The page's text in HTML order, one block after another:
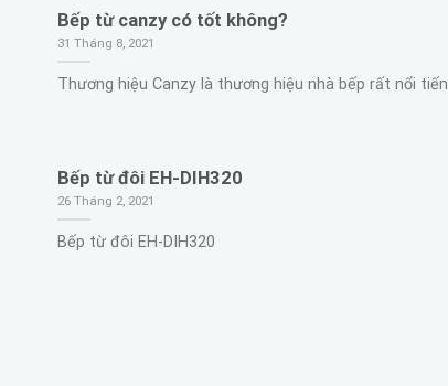
Bếp từ canzy có tốt không?
31 Tháng 8, 2021
Thương hiệu Canzy là thương hiệu nhà bếp rất nổi
Bếp từ đôi EH-DIH320
26 Tháng 2, 2021
Bếp từ đôi EH-DIH320